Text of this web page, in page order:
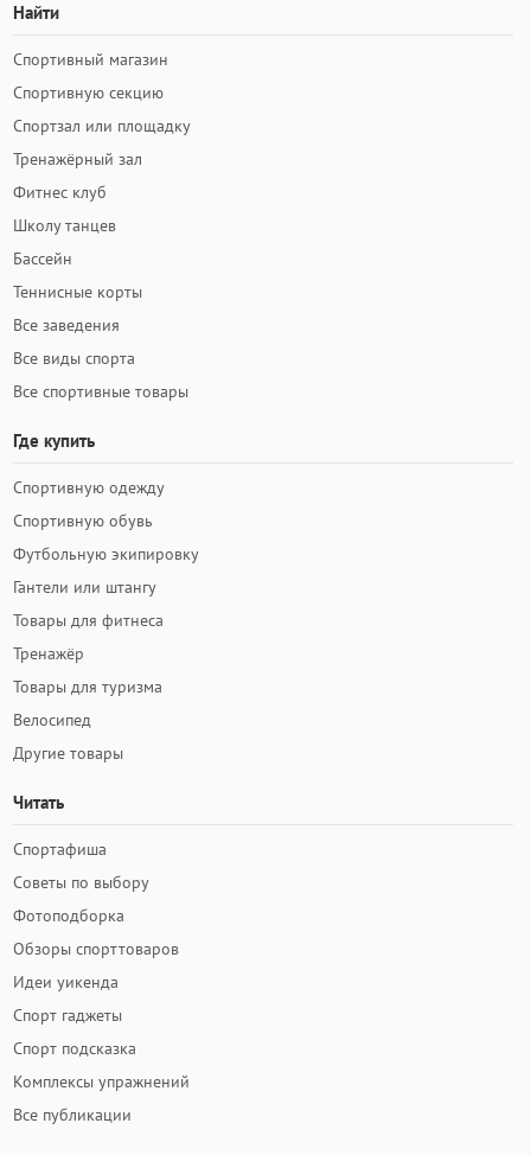
Найти
Спортивный магазин
Спортивную секцию
Спортзал или площадку
Тренажёрный зал
Фитнес клуб
Школу танцев
Бассейн
Теннисные корты
Все заведения
Все виды спорта
Все спортивные товары
Где купить
Спортивную одежду
Спортивную обувь
Футбольную экипировку
Гантели или штангу
Товары для фитнеса
Тренажёр
Товары для туризма
Велосипед
Другие товары
Читать
Спортафиша
Советы по выбору
Фотоподборка
Обзоры спорттоваров
Идеи уикенда
Спорт гаджеты
Спорт подсказка
Комплексы упражнений
Все публикации